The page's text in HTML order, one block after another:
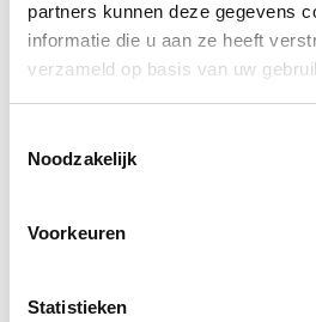
partners kunnen deze gegevens
informatie die u aan ze heeft
verzameld op basis van uw
Noodzakelijk
Voorkeuren
Statistieken